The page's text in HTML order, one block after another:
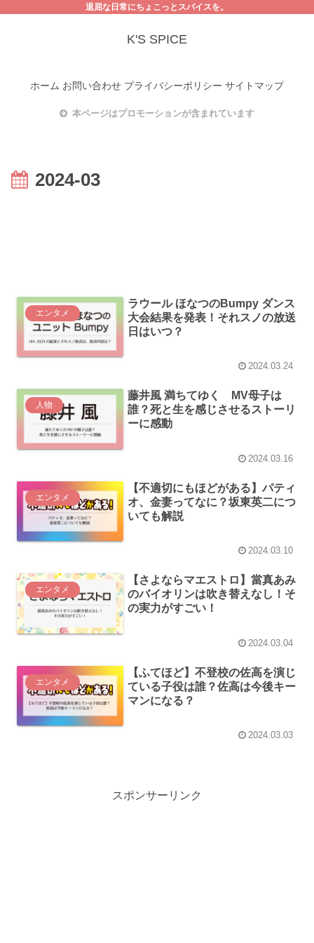
退屈な日常にちょこっとスパイスを。
K'S SPICE
ホーム お問い合わせ プライバシーポリシー サイトマップ
本ページはプロモーションが含まれています
2024-03
エンタメ
ラウール ほなつのBumpy ダンス
大会結果を発表！それスノの放送
日はいつ？
2024.03.24
人物
藤井風 満ちてゆく MV母子は
誰？死と生を感じさせるストーリ
ーに感動
2024.03.16
エンタメ
【不適切にもほどがある】パティ
オ、金妻ってなに？坂東英二につ
いても解説
2024.03.10
エンタメ
【さよならマエストロ】當真あみ
のバイオリンは吹き替えなし！そ
の実力がすごい！
2024.03.04
エンタメ
【ふてほど】不登校の佐高を演じ
ている子役は誰？佐高は今後キー
マンになる？
2024.03.03
スポンサーリンク